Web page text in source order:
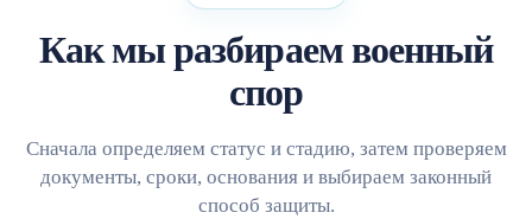
Как мы разбираем военный
спор
Сначала определяем статус и стадию, затем проверяем
документы, сроки, основания и выбираем законный
способ защиты.